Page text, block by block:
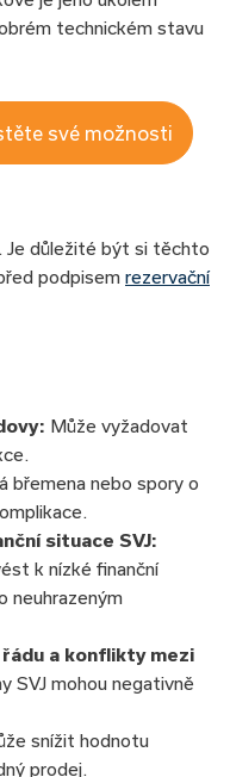
technickém stavu
své možnosti
. Je důležité být si těchto
podpisem rezervační
: Může vyžadovat
břemena nebo spory o
situace SVJ:
k nízké finanční
neuhrazeným
a konflikty mezi
SVJ mohou negativně
snížit hodnotu
prodej.